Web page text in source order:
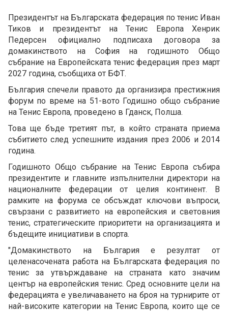
Президентът на Българската федерация по тенис Иван
Тиков и президентът на Тенис Европа Хенрик
Педерсен официално подписаха договора за
домакинството на София на годишното Общо
събрание на Европейската тенис федерация през март
2027 година, съобщиха от БФТ.
България спечели правото да организира престижния
форум по време на 51-вото Годишно общо събрание
на Тенис Европа, проведено в Гданск, Полша.
Това ще бъде третият път, в който страната приема
събитието след успешните издания през 2006 и 2014
година.
Годишното Общо събрание на Тенис Европа събира
президентите и главните изпълнителни директори на
националните федерации от целия континент. В
рамките на форума се обсъждат ключови въпроси,
свързани с развитието на европейския и световния
тенис, стратегическите приоритети на организацията и
бъдещите инициативи в спорта.
"Домакинството на България е резултат от
целенасочената работа на Българската федерация по
тенис за утвърждаване на страната като значим
център на европейския тенис. Сред основните цели на
федерацията е увеличаването на броя на турнирите от
най-високите категории на Тенис Европа, които ще се